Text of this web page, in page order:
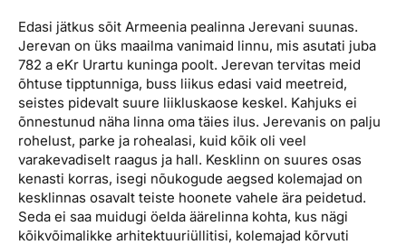
Edasi jätkus sõit Armeenia pealinna Jerevani suunas.
Jerevan on üks maailma vanimaid linnu, mis asutati juba
782 a eKr Urartu kuninga poolt. Jerevan tervitas meid
õhtuse tipptunniga, buss liikus edasi vaid meetreid,
seistes pidevalt suure liikluskaose keskel. Kahjuks ei
õnnestunud näha linna oma täies ilus. Jerevanis on palju
rohelust, parke ja rohealasi, kuid kõik oli veel
varakevadiselt raagus ja hall. Kesklinn on suures osas
kenasti korras, isegi nõukogude aegsed kolemajad on
kesklinnas osavalt teiste hoonete vahele ära peidetud.
Seda ei saa muidugi öelda äärelinna kohta, kus nägi
kõikvõimalikke arhitektuuriüllitisi, kolemajad kõrvuti